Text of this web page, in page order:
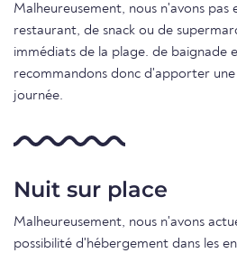
Malheureusement, nous n'avons pas
restaurant, de snack ou de
immédiats de la plage. de baignade
recommandons donc d'apporter
journée.
Nuit sur place
Malheureusement, nous n'avons
possibilité d'hébergement dans les